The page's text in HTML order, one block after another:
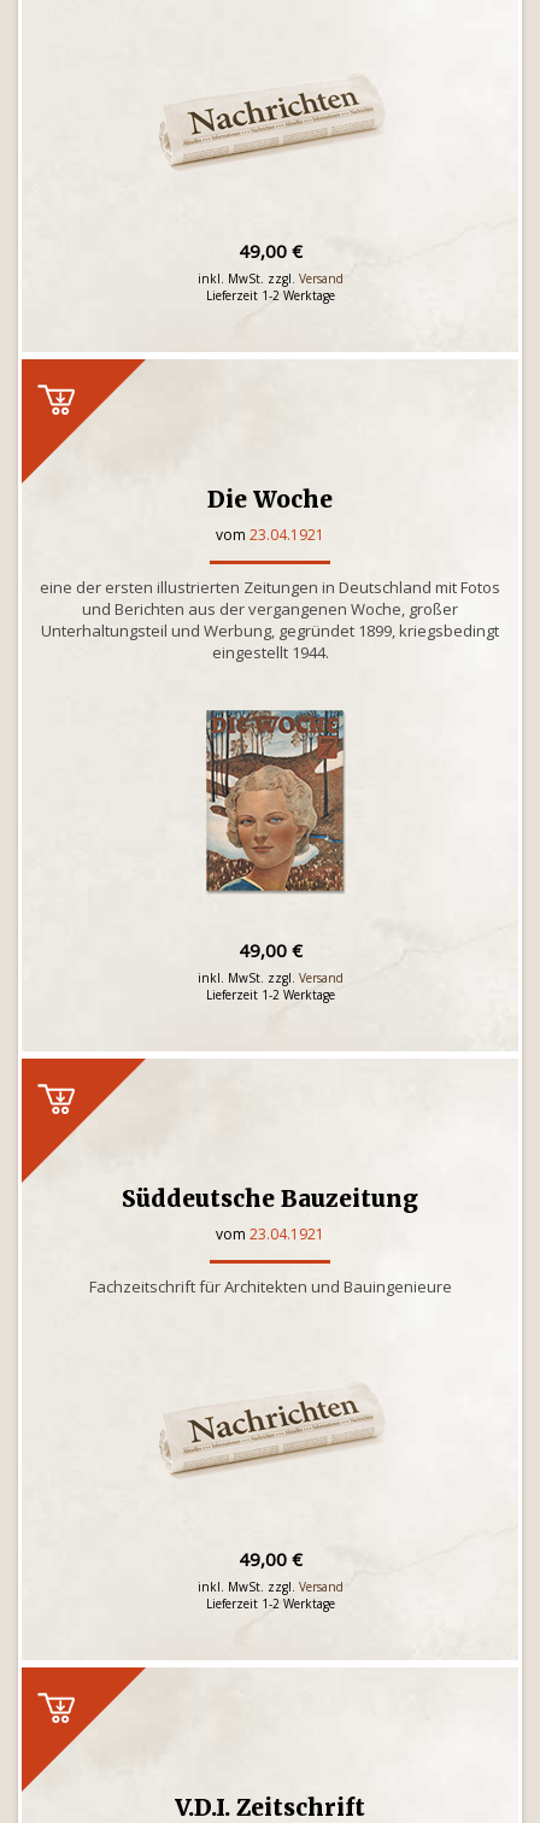
49,00 €
inkl. MwSt. zzgl. Versand
Lieferzeit 1-2 Werktage
Die Woche
vom 23.04.1921
eine der ersten illustrierten Zeitungen in Deutschland mit Fotos
und Berichten aus der vergangenen Woche, großer
Unterhaltungsteil und Werbung, gegründet 1899, kriegsbedingt
eingestellt 1944.
49,00 €
inkl. MwSt. zzgl. Versand
Lieferzeit 1-2 Werktage
Süddeutsche Bauzeitung
vom 23.04.1921
Fachzeitschrift für Architekten und Bauingenieure
49,00 €
inkl. MwSt. zzgl. Versand
Lieferzeit 1-2 Werktage
V.D.I. Zeitschrift